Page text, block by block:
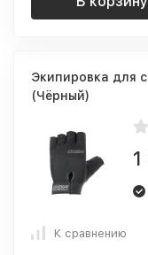
Экипировка для
(Чёрный)
К сравнению